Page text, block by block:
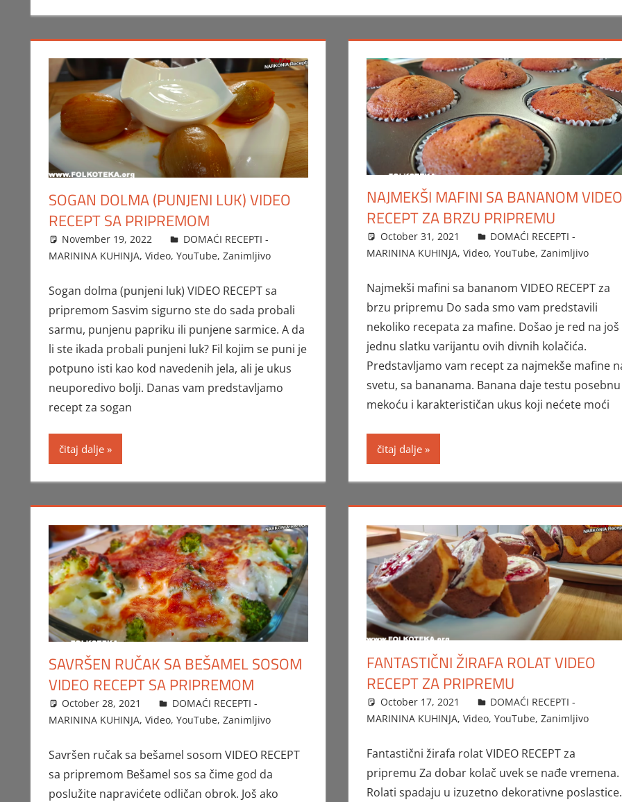
SOGAN DOLMA (PUNJENI LUK) VIDEO
RECEPT SA PRIPREMOM
November 19, 2022 FTorgAdmin
DOMAĆI RECEPTI -
MARININA KUHINJA, Video, YouTube, Zanimljivo
Sogan dolma (punjeni luk) VIDEO RECEPT sa
pripremom Sasvim sigurno ste do sada probali
sarmu, punjenu papriku ili punjene sarmice. A da
li ste ikada probali punjeni luk? Fil kojim se puni je
potpuno isti kao kod navedenih jela, ali je ukus
neuporedivo bolji. Danas vam predstavljamo
recept za sogan
čitaj dalje
NAJMEKŠI MAFINI SA BANANOM VIDEO
RECEPT ZA BRZU PRIPREMU
October 31, 2021 FTorgAdmin
DOMAĆI RECEPTI -
MARININA KUHINJA, Video, YouTube, Zanimljivo
Najmekši mafini sa bananom VIDEO RECEPT za
brzu pripremu Do sada smo vam predstavili
nekoliko recepata za mafine. Došao je red na još
jednu slatku varijantu ovih divnih kolačića.
Predstavljamo vam recept za najmekše mafine
svetu, sa bananama. Banana daje testu posebnu
mekoću i karakterističan ukus koji nećete moći
čitaj dalje
SAVRŠEN RUČAK SA BEŠAMEL SOSOM
VIDEO RECEPT SA PRIPREMOM
October 28, 2021 FTorgAdmin
DOMAĆI RECEPTI -
MARININA KUHINJA, Video, YouTube, Zanimljivo
Savršen ručak sa bešamel sosom VIDEO RECEPT
sa pripremom Bešamel sos sa čime god da
poslužite napravićete odličan obrok. Još ako
FANTASTIČNI ŽIRAFA ROLAT VIDEO
RECEPT ZA PRIPREMU
October 17, 2021 FTorgAdmin
DOMAĆI RECEPTI -
MARININA KUHINJA, Video, YouTube, Zanimljivo
Fantastični žirafa rolat VIDEO RECEPT za
pripremu Za dobar kolač uvek se nađe vremena.
Rolati spadaju u izuzetno dekorativne poslastice.